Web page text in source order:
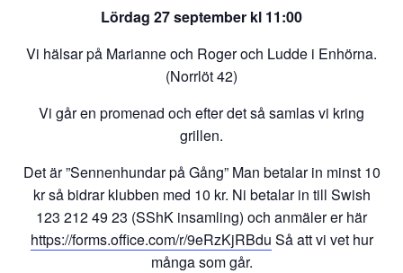
Lördag 27 september kl 11:00
Vi hälsar på Marianne och Roger och Ludde i Enhörna.
(Norrlöt 42)
Vi går en promenad och efter det så samlas vi kring
grillen.
Det är ”Sennenhundar på Gång” Man betalar in minst 10
kr så bidrar klubben med 10 kr. Ni betalar in till Swish
123 212 49 23 (SShK insamling) och anmäler er här
https://forms.office.com/r/9eRzKjRBdu Så att vi vet hur
många som går.